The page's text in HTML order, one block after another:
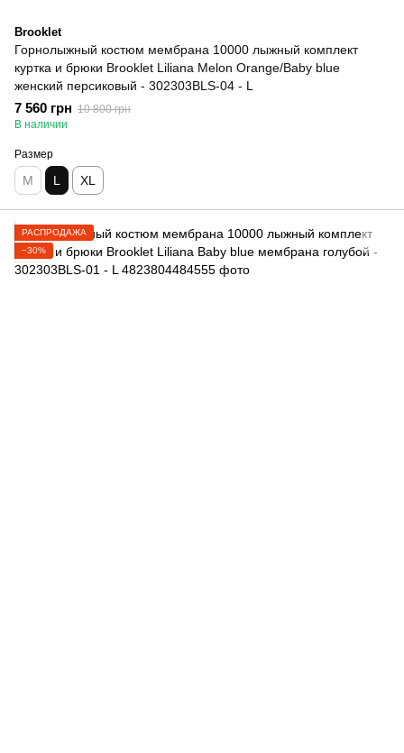
Brooklet
Горнолыжный костюм мембрана 10000 лыжный комплект
куртка и брюки Brooklet Liliana Melon Orange/Baby blue
женский персиковый - 302303BLS-04 - L
7 560 грн 10 800 грн
В наличии
Размер
M L XL
РАСПРОДАЖА
−30%